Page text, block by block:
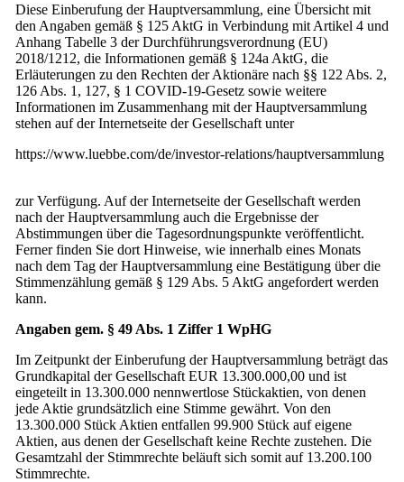
Diese Einberufung der Hauptversammlung, eine Übersicht mit
den Angaben gemäß § 125 AktG in Verbindung mit Artikel 4 und
Anhang Tabelle 3 der Durchführungsverordnung (EU)
2018/1212, die Informationen gemäß § 124a AktG, die
Erläuterungen zu den Rechten der Aktionäre nach §§ 122 Abs. 2,
126 Abs. 1, 127, § 1 COVID-19-Gesetz sowie weitere
Informationen im Zusammenhang mit der Hauptversammlung
stehen auf der Internetseite der Gesellschaft unter
https://www.luebbe.com/de/investor-relations/hauptversammlung
zur Verfügung. Auf der Internetseite der Gesellschaft werden
nach der Hauptversammlung auch die Ergebnisse der
Abstimmungen über die Tagesordnungspunkte veröffentlicht.
Ferner finden Sie dort Hinweise, wie innerhalb eines Monats
nach dem Tag der Hauptversammlung eine Bestätigung über die
Stimmenzählung gemäß § 129 Abs. 5 AktG angefordert werden
kann.
Angaben gem. § 49 Abs. 1 Ziffer 1 WpHG
Im Zeitpunkt der Einberufung der Hauptversammlung beträgt das
Grundkapital der Gesellschaft EUR 13.300.000,00 und ist
eingeteilt in 13.300.000 nennwertlose Stückaktien, von denen
jede Aktie grundsätzlich eine Stimme gewährt. Von den
13.300.000 Stück Aktien entfallen 99.900 Stück auf eigene
Aktien, aus denen der Gesellschaft keine Rechte zustehen. Die
Gesamtzahl der Stimmrechte beläuft sich somit auf 13.200.100
Stimmrechte.